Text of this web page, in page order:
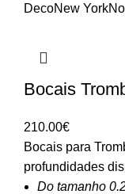
DecoNew York
Bocais
210.00€
Bocais para
profundidades
Do tamanho